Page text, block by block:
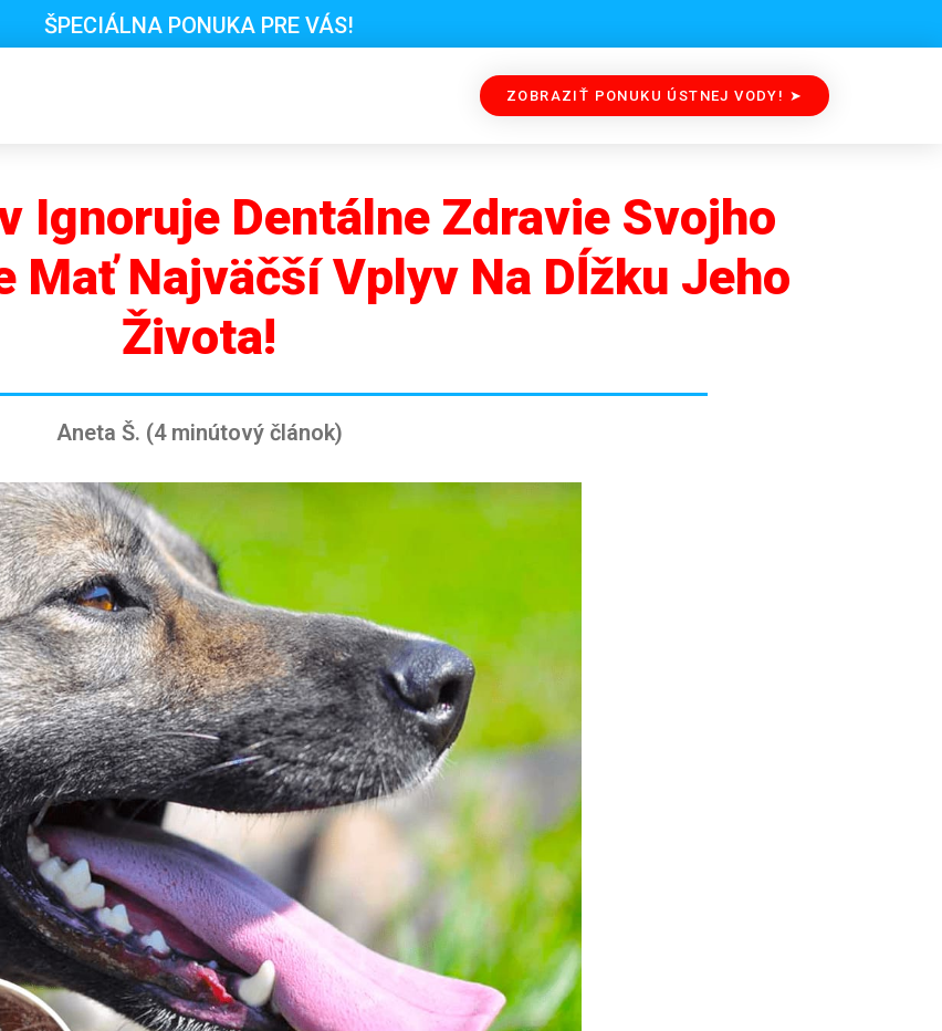
ŠPECIÁLNA PONUKA PRE VÁS!
ZOBRAZIŤ PONUKU ÚSTNEJ VODY! ➤
Ignoruje Dentálne Zdravie Svojho
Mať Najväčší Vplyv Na Dĺžku Jeho
Života!
Aneta Š. (4 minútový článok)